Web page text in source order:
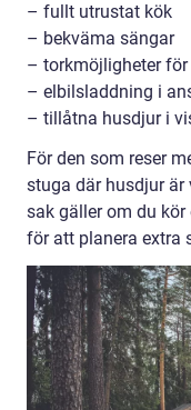
– fullt utrustat kök
– bekväma sängar
– torkmöjligheter för
– elbilsladdning i
– tillåtna husdjur i
För den som reser
stuga där husdjur
sak gäller om du
för att planera extra